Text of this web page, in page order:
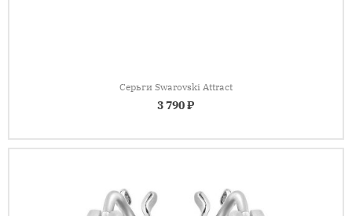
Серьги Swarovski Attract
3 790 ₽